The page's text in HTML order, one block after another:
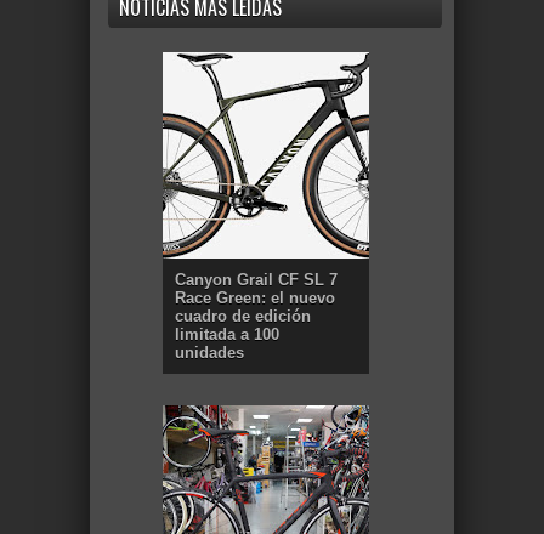
NOTICIAS MÁS LEÍDAS
Canyon Grail CF SL 7
Race Green: el nuevo
cuadro de edición
limitada a 100
unidades